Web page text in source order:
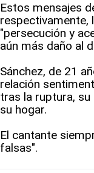
Estos mensajes
respectivamente,
"persecución y
aún más daño al
Sánchez, de 21
relación
tras la ruptura,
su hogar.
El cantante
falsas".